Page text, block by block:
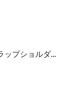
2026SS YSL クロスボデ ミニマルフラップショルダー SAINT LAURENT サンロ...